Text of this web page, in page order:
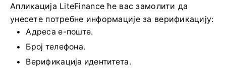
Апликација LiteFinance ће вас замолити да
унесете потребне информације за верификацију:
Адреса е-поште.
Број телефона.
Верификација идентитета.